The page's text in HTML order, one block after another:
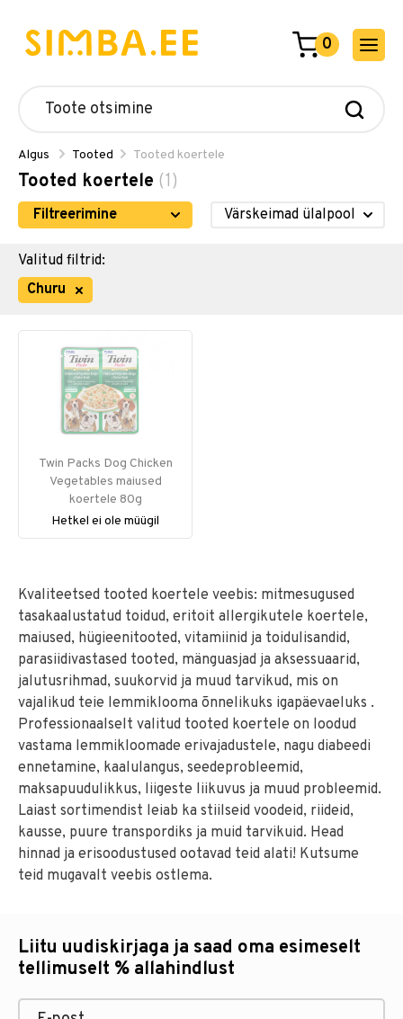
0
Algus Tooted Tooted koertele
Tooted koertele (1)
Filtreerimine
Valitud filtrid:
Churu
Twin Packs Dog Chicken
Vegetables maiused
koertele 80g
Hetkel ei ole müügil
Kvaliteetsed tooted koertele veebis: mitmesugused
tasakaalustatud toidud, eritoit allergikutele koertele,
maiused, hügieenitooted, vitamiinid ja toidulisandid,
parasiidivastased tooted, mänguasjad ja aksessuaarid,
jalutusrihmad, suukorvid ja muud tarvikud, mis on
vajalikud teie lemmiklooma õnnelikuks igapäevaeluks .
Professionaalselt valitud tooted koertele on loodud
vastama lemmikloomade erivajadustele, nagu diabeedi
ennetamine, kaalulangus, seedeprobleemid,
maksapuudulikkus, liigeste liikuvus ja muud probleemid.
Laiast sortimendist leiab ka stiilseid voodeid, riideid,
kausse, puure transpordiks ja muid tarvikuid. Head
hinnad ja erisoodustused ootavad teid alati! Kutsume
teid mugavalt veebis ostlema.
Liitu uudiskirjaga ja saad oma esimeselt
tellimuselt % allahindlust